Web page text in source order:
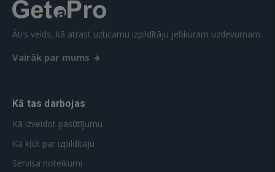
Ātrs veids, kā atrast uzticamu izpildītāju jebkuram uzdevumam.
Vairāk par mums
Kā tas darbojas
Kā izveidot pasūtījumu
Kā kļūt par izpildītāju
Servisa noteikumi